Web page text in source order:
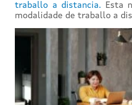
traballo a distancia. Esta
modalidade de traballo a